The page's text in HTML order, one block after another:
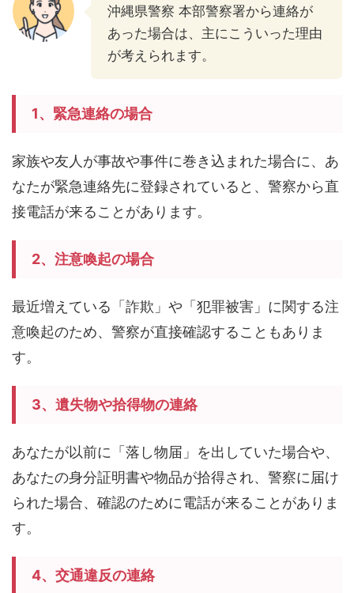
沖縄県警察 本部警察署から連絡が
あった場合は、主にこういった理由
が考えられます。
1、緊急連絡の場合
家族や友人が事故や事件に巻き込まれた場合に、あ
なたが緊急連絡先に登録されていると、警察から直
接電話が来ることがあります。
2、注意喚起の場合
最近増えている「詐欺」や「犯罪被害」に関する注
意喚起のため、警察が直接確認することもありま
す。
3、遺失物や拾得物の連絡
あなたが以前に「落し物届」を出していた場合や、
あなたの身分証明書や物品が拾得され、警察に届け
られた場合、確認のために電話が来ることがありま
す。
4、交通違反の連絡